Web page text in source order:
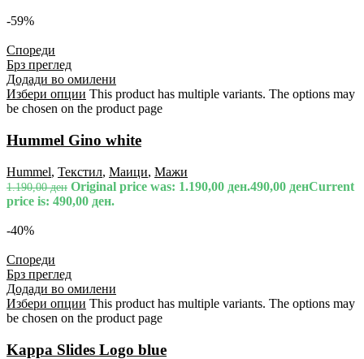
-59%
Спореди
Брз преглед
Додади во омилени
Избери опции This product has multiple variants. The options may
be chosen on the product page
Hummel Gino white
Hummel, Текстил, Маици, Мажи
1.190,00ден Original price was: 1.190,00 ден.490,00 денCurrent
price is: 490,00 ден.
-40%
Спореди
Брз преглед
Додади во омилени
Избери опции This product has multiple variants. The options may
be chosen on the product page
Kappa Slides Logo blue